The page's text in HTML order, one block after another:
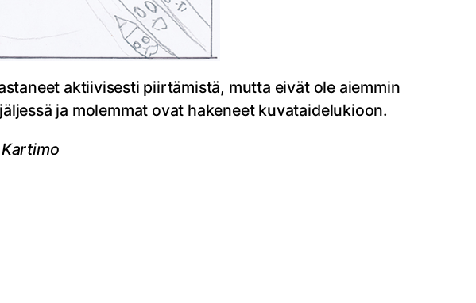
aktiivisesti piirtämistä, mutta eivät ole aiemmin
ja molemmat ovat hakeneet kuvataidelukioon.